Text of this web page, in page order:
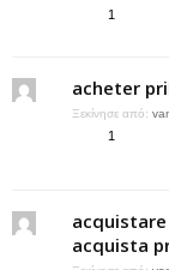
1
acheter
Ξεκίνησε από:
1
acquista